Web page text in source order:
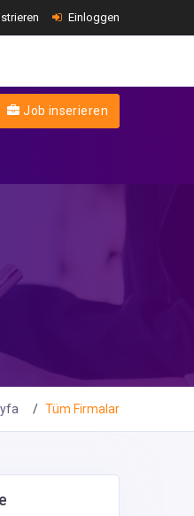
Einloggen
Job inserieren
Tüm Firmalar